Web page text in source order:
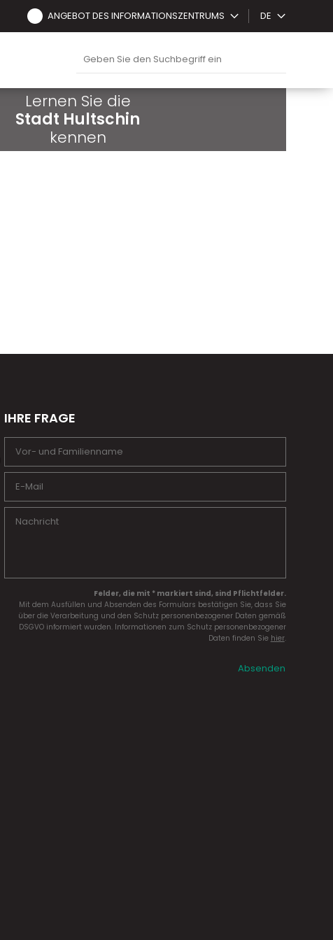
ANGEBOT DES INFORMATIONSZENTRUMS DE
Lernen Sie die
Stadt Hultschin
kennen
IHRE FRAGE
Felder, die mit * markiert sind, sind Pflichtfelder.
Mit dem Ausfüllen und Absenden des Formulars bestätigen Sie, dass Sie
über die Verarbeitung und den Schutz personenbezogener Daten gemäß
DSGVO informiert wurden. Informationen zum Schutz personenbezogener
Daten finden Sie hier.
Absenden